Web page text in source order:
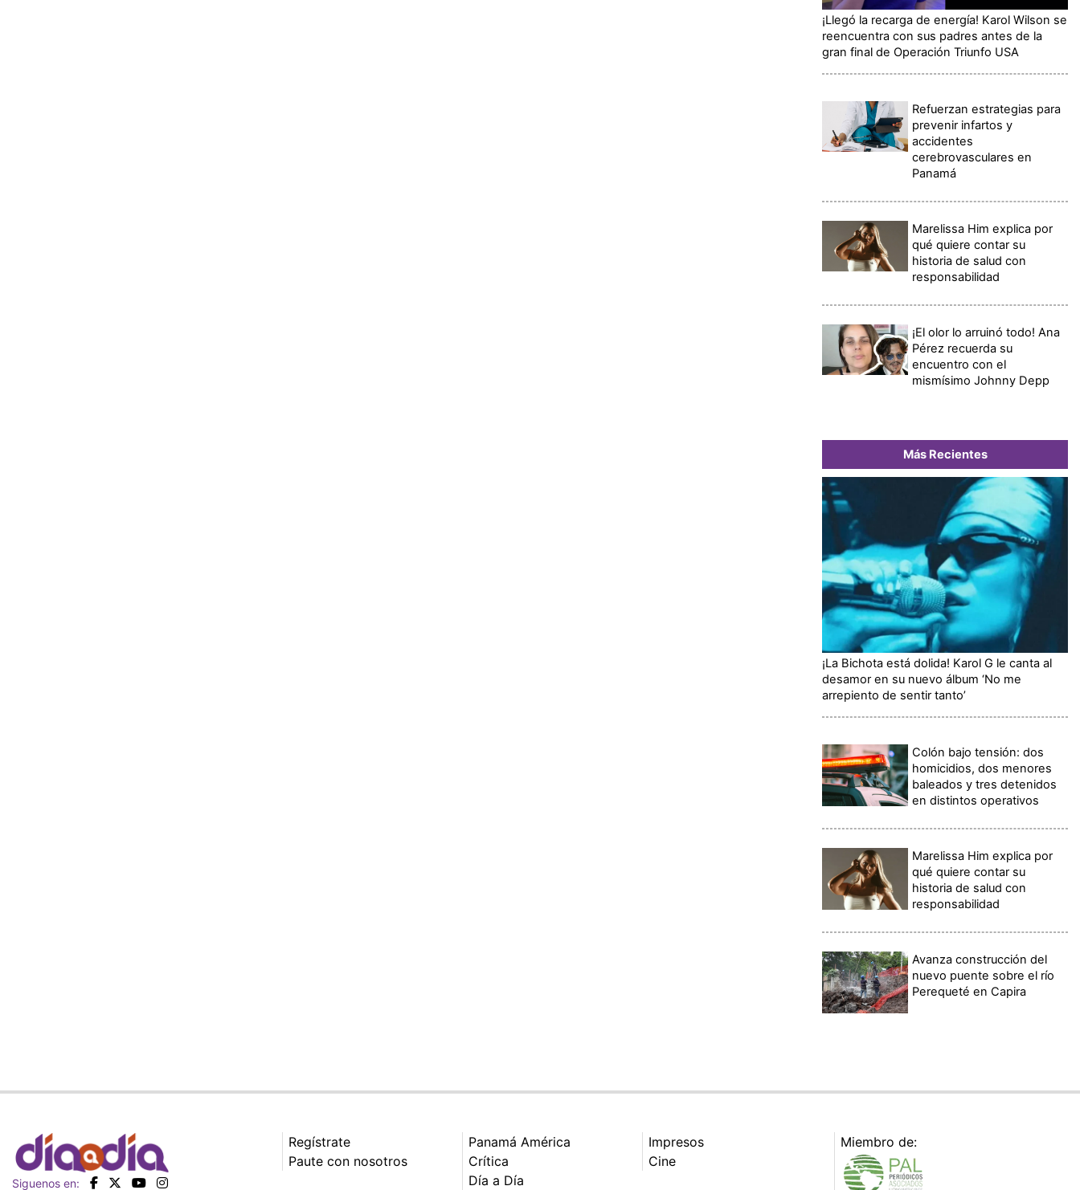
¡Llegó la recarga de energía! Karol Wilson se
reencuentra con sus padres antes de la
gran final de Operación Triunfo USA
Refuerzan estrategias para
prevenir infartos y
accidentes
cerebrovasculares en
Panamá
Marelissa Him explica por
qué quiere contar su
historia de salud con
responsabilidad
¡El olor lo arruinó todo! Ana
Pérez recuerda su
encuentro con el
mismísimo Johnny Depp
Más Recientes
¡La Bichota está dolida! Karol G le canta al
desamor en su nuevo álbum ‘No me
arrepiento de sentir tanto’
Colón bajo tensión: dos
homicidios, dos menores
baleados y tres detenidos
en distintos operativos
Marelissa Him explica por
qué quiere contar su
historia de salud con
responsabilidad
Avanza construcción del
nuevo puente sobre el río
Perequeté en Capira
Siguenos en:
Regístrate
Paute con nosotros
Panamá América
Crítica
Día a Día
Impresos
Cine
Miembro de: